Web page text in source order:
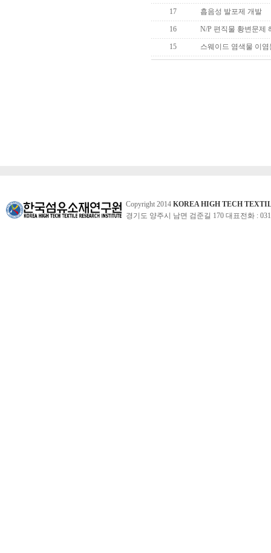
17 흡음성 발포제 개발
16 N/P 편직물 황변문제
15 스웨이드 염색물 이
Copyright 2014 KOREA HIGH TECH
경기도 양주시 남면 검준길 170 대표전화 :